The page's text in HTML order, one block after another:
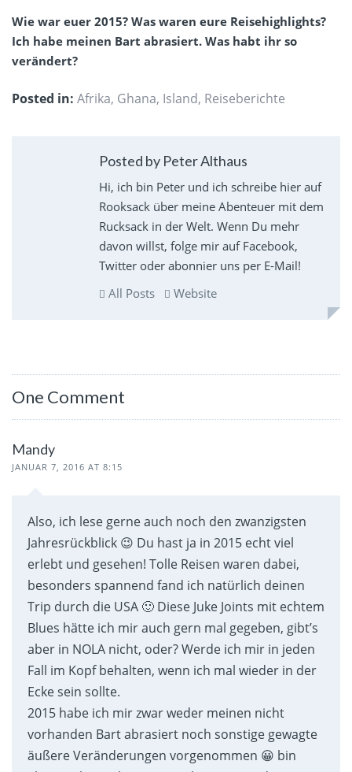
Wie war euer 2015? Was waren eure Reisehighlights?
Ich habe meinen Bart abrasiert. Was habt ihr so
verändert?
Posted in: Afrika, Ghana, Island, Reiseberichte
Posted by Peter Althaus
Hi, ich bin Peter und ich schreibe hier auf
Rooksack über meine Abenteuer mit dem
Rucksack in der Welt. Wenn Du mehr
davon willst, folge mir auf Facebook,
Twitter oder abonnier uns per E-Mail!
All Posts
Website
One Comment
Mandy
JANUAR 7, 2016 AT 8:15
Also, ich lese gerne auch noch den zwanzigsten
Jahresrückblick 😉 Du hast ja in 2015 echt viel
erlebt und gesehen! Tolle Reisen waren dabei,
besonders spannend fand ich natürlich deinen
Trip durch die USA 🙂 Diese Juke Joints mit echtem
Blues hätte ich mir auch gern mal gegeben, gibt’s
aber in NOLA nicht, oder? Werde ich mir in jeden
Fall im Kopf behalten, wenn ich mal wieder in der
Ecke sein sollte.
2015 habe ich mir zwar weder meinen nicht
vorhanden Bart abrasiert noch sonstige gewagte
äußere Veränderungen vorgenommen 😀 bin